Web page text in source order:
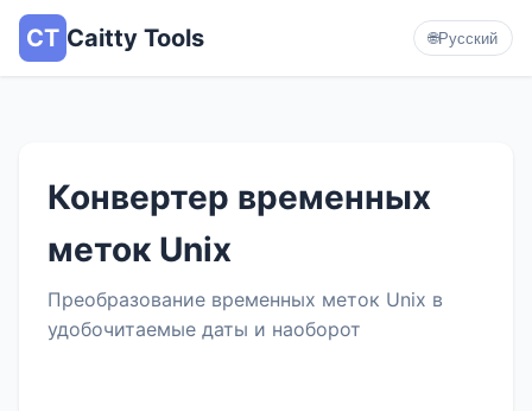
CT Caitty Tools 🌐Русский
Конвертер временных
меток Unix
Преобразование временных меток Unix в
удобочитаемые даты и наоборот